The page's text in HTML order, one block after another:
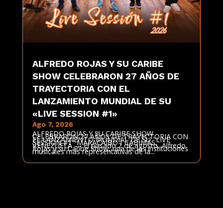
ALFREDO ROJAS Y SU CARIBE
SHOW CELEBRARON 27 AÑOS DE
TRAYECTORIA CON EL
LANZAMIENTO MUNDIAL DE SU
«LIVE SESSION #1»
Ago 7, 2026
ALFREDO ROJAS Y SU CARIBE SHOW
CELEBRARON 27 AÑOS DE TRAYECTORIA CON
EL LANZAMIENTO MUNDIAL DE SU "LIVE
SESSION #1" MARACAIBO / CABIMAS,
VENEZUELA — El pasado 2 de agosto, Alfredo
Rojas y su Caribe Show, una de las instituciones
musicales más representativas de la...